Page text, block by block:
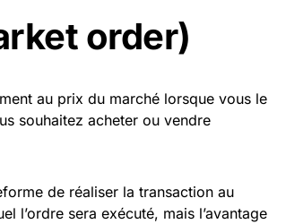
order)
au prix du marché lorsque vous le
souhaitez acheter ou vendre
de réaliser la transaction au
l’ordre sera exécuté, mais l’avantage